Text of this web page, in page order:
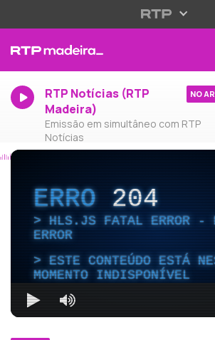
RTP Notícias (RTP
Madeira)
Emissão em simultâneo com RTP
Notícias
NO AR
ERRO204
HLS.JS FATAL ERROR -
ERROR
ESTE CONTEÚDO ESTÁ
MOMENTO INDISPONÍVEL